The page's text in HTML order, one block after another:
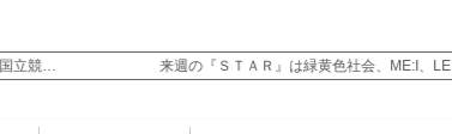
『ＳＴＡＲ』は緑黄色社会、ME:I、LE SSERAFIM、.ENDRECHE…